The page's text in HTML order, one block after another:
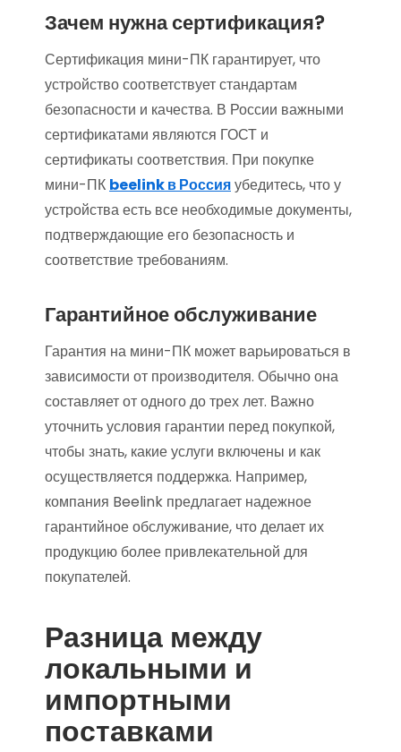
Зачем нужна сертификация?
Сертификация мини-ПК гарантирует, что
устройство соответствует стандартам
безопасности и качества. В России важными
сертификатами являются ГОСТ и
сертификаты соответствия. При покупке
мини-ПК beelink в Россияубедитесь, что у
устройства есть все необходимые документы,
подтверждающие его безопасность и
соответствие требованиям.
Гарантийное обслуживание
Гарантия на мини-ПК может варьироваться в
зависимости от производителя. Обычно она
составляет от одного до трех лет. Важно
уточнить условия гарантии перед покупкой,
чтобы знать, какие услуги включены и как
осуществляется поддержка. Например,
компания Beelink предлагает надежное
гарантийное обслуживание, что делает их
продукцию более привлекательной для
покупателей.
Разница между
локальными и
импортными
поставками